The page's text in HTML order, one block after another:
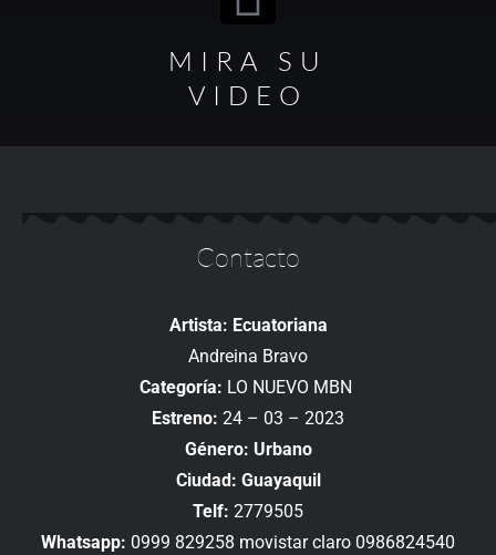
MIRA SU
VIDEO
Contacto
Artista: Ecuatoriana
Andreina Bravo
Categoría: LO NUEVO MBN
Estreno: 24 – 03 – 2023
Género: Urbano
Ciudad: Guayaquil
Telf: 2779505
Whatsapp: 0999 829258 movistar claro 0986824540